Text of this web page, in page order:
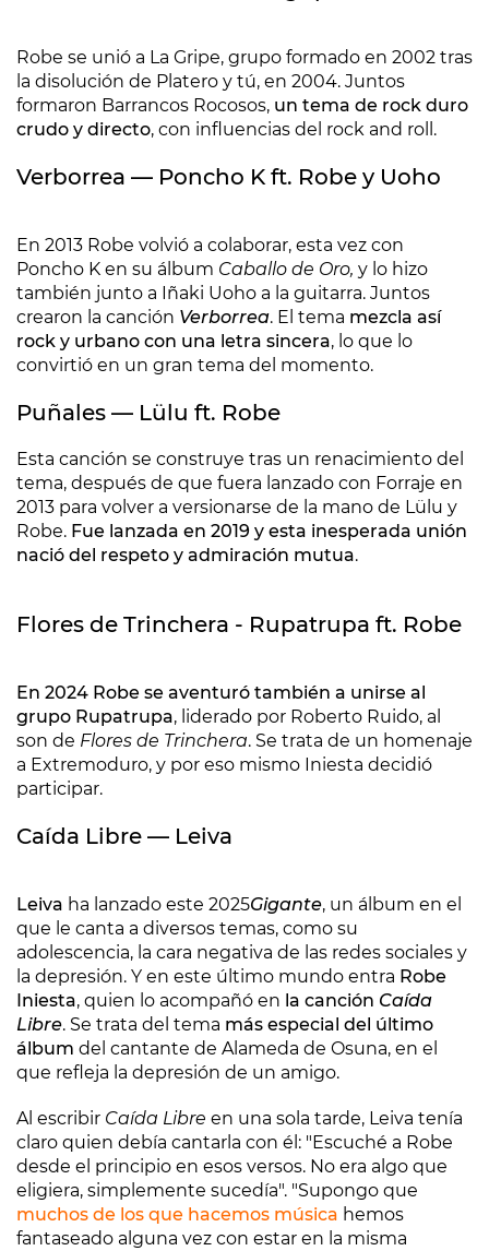
Robe se unió a La Gripe, grupo formado en 2002 tras
la disolución de Platero y tú, en 2004. Juntos
formaron Barrancos Rocosos, un tema de rock duro
crudo y directo, con influencias del rock and roll.
Verborrea — Poncho K ft. Robe y Uoho
En 2013 Robe volvió a colaborar, esta vez con
Poncho K en su álbum Caballo de Oro, y lo hizo
también junto a Iñaki Uoho a la guitarra. Juntos
crearon la canción Verborrea. El tema mezcla así
rock y urbano con una letra sincera, lo que lo
convirtió en un gran tema del momento.
Puñales — Lülu ft. Robe
Esta canción se construye tras un renacimiento del
tema, después de que fuera lanzado con Forraje en
2013 para volver a versionarse de la mano de Lülu y
Robe. Fue lanzada en 2019 y esta inesperada unión
nació del respeto y admiración mutua.
Flores de Trinchera - Rupatrupa ft. Robe
En 2024 Robe se aventuró también a unirse al
grupo Rupatrupa, liderado por Roberto Ruido, al
son de Flores de Trinchera. Se trata de un homenaje
a Extremoduro, y por eso mismo Iniesta decidió
participar.
Caída Libre — Leiva
Leiva ha lanzado este 2025Gigante, un álbum en el
que le canta a diversos temas, como su
adolescencia, la cara negativa de las redes sociales y
la depresión. Y en este último mundo entra Robe
Iniesta, quien lo acompañó en la canción Caída
Libre. Se trata del tema más especial del último
álbum del cantante de Alameda de Osuna, en el
que refleja la depresión de un amigo.
Al escribir Caída Libre en una sola tarde, Leiva tenía
claro quien debía cantarla con él: "Escuché a Robe
desde el principio en esos versos. No era algo que
eligiera, simplemente sucedía". "Supongo que
muchos de los que hacemos música hemos
fantaseado alguna vez con estar en la misma